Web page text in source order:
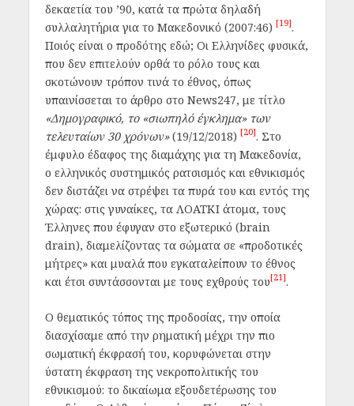
δεκαετία του ’90, κατά τα πρώτα δηλαδή
συλλαλητήρια για το Μακεδονικό (2007:46) [19].
Ποιός είναι ο προδότης εδώ; Οι Ελληνίδες φυσικά,
που δεν επιτελούν ορθά το ρόλο τους και
σκοτώνουν τρόπον τινά το έθνος, όπως
υπαινίσσεται το άρθρο στo News247, με τίτλο
«Δημογραφικό, το «σιωπηλό έγκλημα» των
τελευταίων 30 χρόνων»(19/12/2018) [20]. Στο
έμφυλο έδαφος της διαμάχης για τη Μακεδονία,
ο ελληνικός συστημικός ρατσισμός και εθνικισμός
δεν διστάζει να στρέψει τα πυρά του και εντός της
χώρας: στις γυναίκες, τα ΛΟΑΤΚΙ άτομα, τους
Έλληνες που έφυγαν στο εξωτερικό (brain
drain), διαμελίζοντας τα σώματα σε «προδοτικές
μήτρες» και μυαλά που εγκαταλείπουν το έθνος
και έτσι συντάσσονται με τους εχθρούς του[21].
Ο θεματικός τόπος της προδοσίας, την οποία
διασχίσαμε από την ρηματική μέχρι την πιο
σωματική έκφρασή του, κορυφώνεται στην
ύστατη έκφραση της νεκροπολιτικής του
εθνικισμού: το δικαίωμα εξουδετέρωσης του